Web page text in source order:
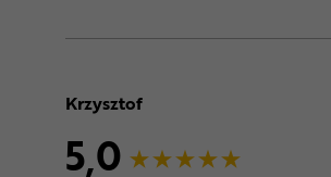
Krzysztof
5,0